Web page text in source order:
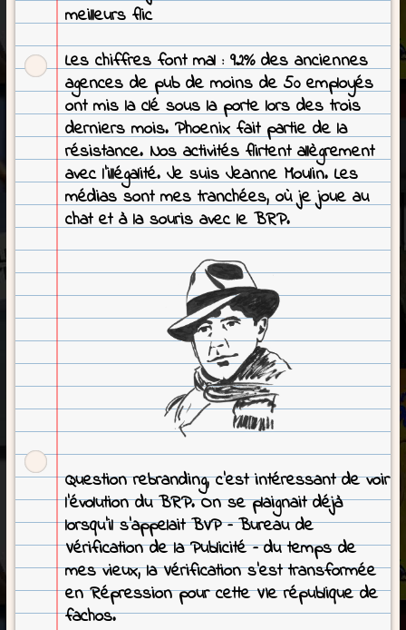
meilleurs flic
Les chiffres font mal : 92% des anciennes
agences de pub de moins de 50 employés
ont mis la clé sous la porte lors des trois
derniers mois. Phoenix fait partie de la
résistance. Nos activités flirtent allègrement
avec l’illégalité. Je suis Jeanne Moulin. Les
médias sont mes tranchées, où je joue au
chat et à la souris avec le BRP.
Question rebranding, c’est intéressant de voir
l’évolution du BRP. On se plaignait déjà
lorsqu’il s’appelait BVP – Bureau de
Vérification de la Publicité – du temps de
mes vieux, la Vérification s’est transformée
en Répression pour cette VIe république de
fachos.